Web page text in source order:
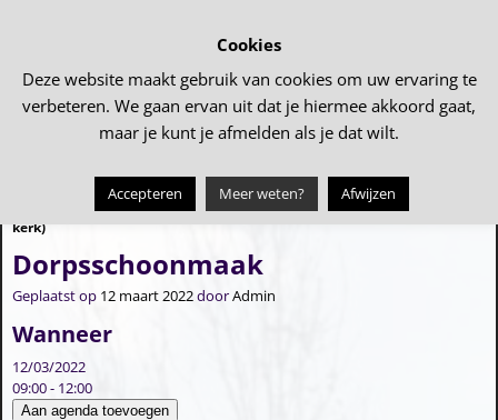
Bericht navigatie
Verkoop oliebollen (actie PKN
kerk)
Lasergamen
Dorpsschoonmaak
Geplaatst op 12 maart 2022doorAdmin
Wanneer
12/03/2022
09:00 - 12:00
Aan agenda toevoegen
Cookies
Deze website maakt gebruik van cookies om uw ervaring te
verbeteren. We gaan ervan uit dat je hiermee akkoord gaat,
maar je kunt je afmelden als je dat wilt.
Accepteren Meer weten? Afwijzen